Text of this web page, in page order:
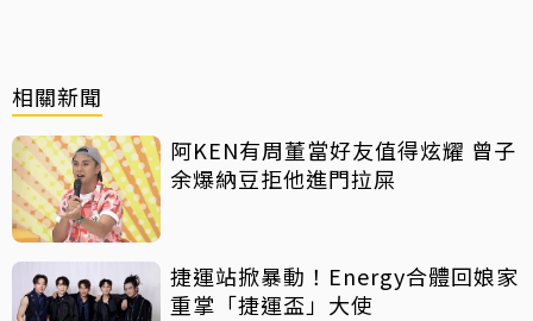
相關新聞
阿KEN有周董當好友值得炫耀 曾子
余爆納豆拒他進門拉屎
捷運站掀暴動！Energy合體回娘家
重掌「捷運盃」大使